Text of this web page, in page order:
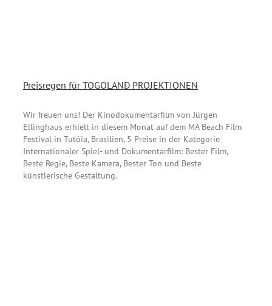
Preisregen für TOGOLAND PROJEKTIONEN
Wir freuen uns! Der Kinodokumentarfilm von Jürgen
Ellinghaus erhielt in diesem Monat auf dem MA Beach Film
Festival in Tutóia, Brasilien, 5 Preise in der Kategorie
Internationaler Spiel- und Dokumentarfilm: Bester Film,
Beste Regie, Beste Kamera, Bester Ton und Beste
künstlerische Gestaltung.